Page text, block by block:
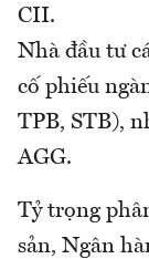
CII.
Nhà đầu tư
cố phiếu
TPB, STB),
AGG.
Tỷ trọng
sản, Ngân